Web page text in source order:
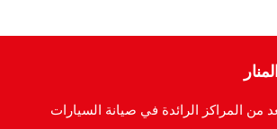
من المراكز الرائدة في صيانة السيارات